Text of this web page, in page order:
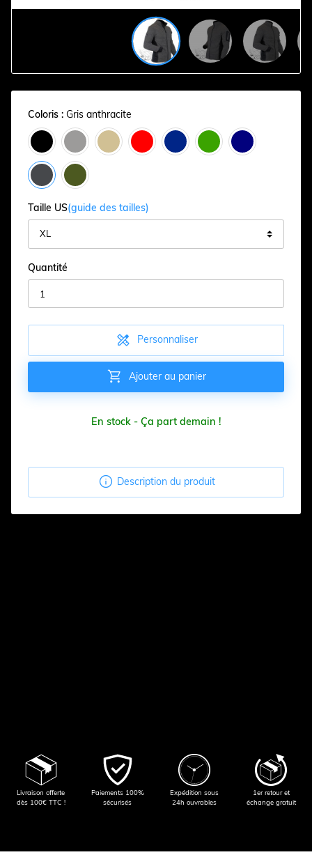
Coloris : Gris anthracite
Taille US(guide des tailles)
Quantité
 Personnaliser
 Ajouter au panier
En stock - Ça part demain !
 Description du produit
Livraison offerte
dès 100€ TTC !
Paiements 100%
sécurisés
Expédition sous
24h ouvrables
1er retour et
échange gratuit